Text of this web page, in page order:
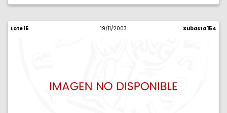
Lote 15 19/11/2003 Subasta 154